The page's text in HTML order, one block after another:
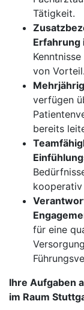
Tätigkeit.
Erfahrung
von Vorteil.
verfügen
bereits
kooperativ
für eine
Ihre Aufgaben
im Raum